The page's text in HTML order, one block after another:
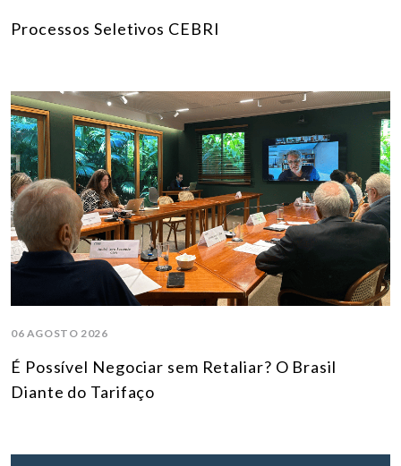
Processos Seletivos CEBRI
06 AGOSTO 2026
É Possível Negociar sem Retaliar? O Brasil
Diante do Tarifaço